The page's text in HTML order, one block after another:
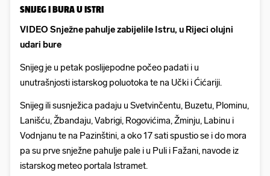
SNIJEG I BURA U ISTRI
VIDEO Snježne pahulje zabijelile Istru, u Rijeci olujni
udari bure
Snijeg je u petak poslijepodne počeo padati i u
unutrašnjosti istarskog poluotoka te na Učki i Ćićariji.
Snijeg ili susnježica padaju u Svetvinčentu, Buzetu, Plominu,
Lanišću, Žbandaju, Vabrigi, Rogovićima, Žminju, Labinu i
Vodnjanu te na Pazinštini, a oko 17 sati spustio se i do mora
pa su prve snježne pahulje pale i u Puli i Fažani, navode iz
istarskog meteo portala Istramet.